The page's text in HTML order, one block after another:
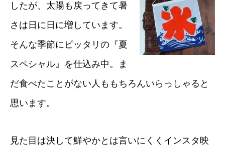
したが、太陽も戻ってきて暑
さは日に日に増しています。
そんな季節にピッタリの『夏
スペシャル』を仕込み中。ま
だ食べたことがない人ももちろんいらっしゃると
思います。
見た目は決して鮮やかとは言いにくくインスタ映